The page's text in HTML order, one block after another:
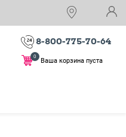
8-800-775-70-64
Ваша корзина пуста
0